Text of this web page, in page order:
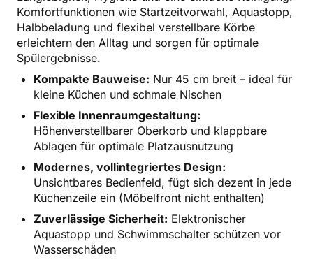
Komfortfunktionen wie Startzeitvorwahl, Aquastopp,
Halbbeladung und flexibel verstellbare Körbe
erleichtern den Alltag und sorgen für optimale
Spülergebnisse.
Kompakte Bauweise: Nur 45 cm breit – ideal für
kleine Küchen und schmale Nischen
Flexible Innenraumgestaltung:
Höhenverstellbarer Oberkorb und klappbare
Ablagen für optimale Platzausnutzung
Modernes, vollintegriertes Design:
Unsichtbares Bedienfeld, fügt sich dezent in jede
Küchenzeile ein (Möbelfront nicht enthalten)
Zuverlässige Sicherheit: Elektronischer
Aquastopp und Schwimmschalter schützen vor
Wasserschäden